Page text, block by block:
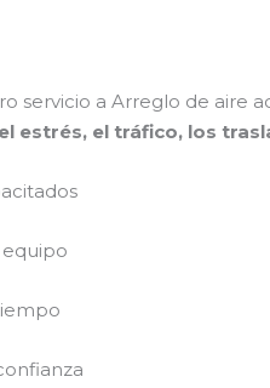
servicio a Arreglo de aire
estrés, el tráfico, los